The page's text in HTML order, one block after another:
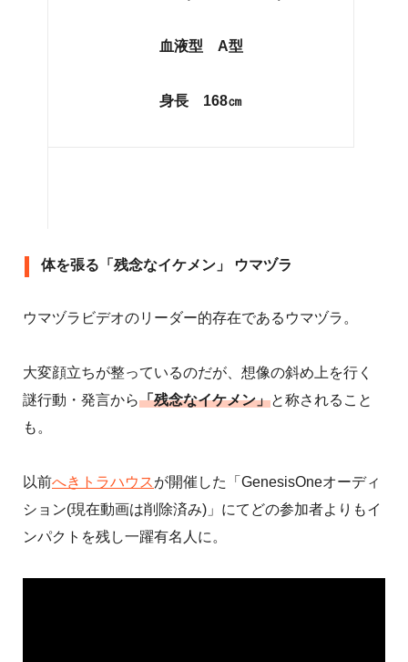
血液型 A型
身長 168㎝
体を張る「残念なイケメン」 ウマヅラ
ウマヅラビデオのリーダー的存在であるウマヅラ。
大変顔立ちが整っているのだが、想像の斜め上を行く
謎行動・発言から「残念なイケメン」と称されること
も。
以前へきトラハウスが開催した「GenesisOneオーディ
ション(現在動画は削除済み)」にてどの参加者よりもイ
ンパクトを残し一躍有名人に。